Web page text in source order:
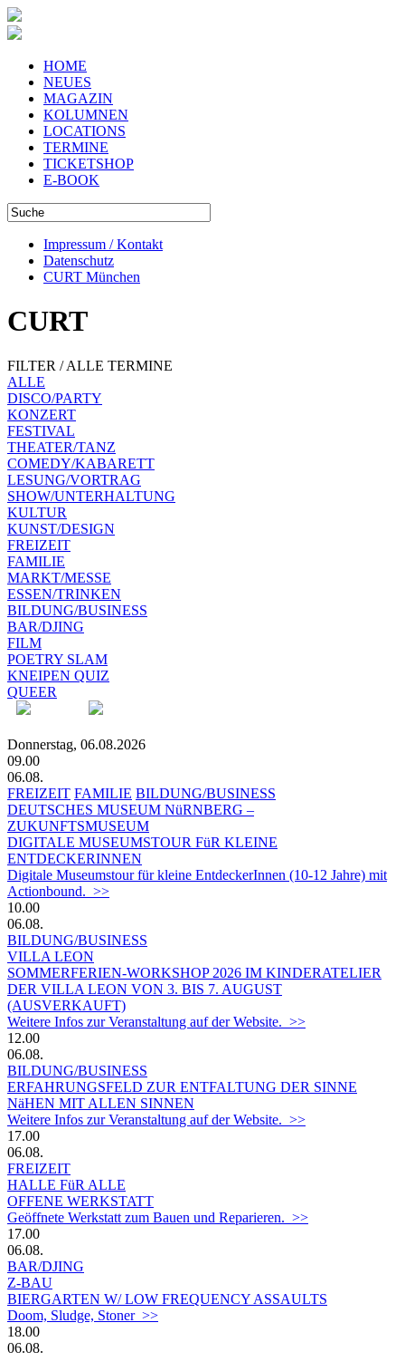
HOME
NEUES
MAGAZIN
KOLUMNEN
LOCATIONS
TERMINE
TICKETSHOP
E-BOOK
Impressum / Kontakt
Datenschutz
CURT München
CURT
FILTER / ALLE TERMINE
ALLE
DISCO/PARTY
KONZERT
FESTIVAL
THEATER/TANZ
COMEDY/KABARETT
LESUNG/VORTRAG
SHOW/UNTERHALTUNG
KULTUR
KUNST/DESIGN
FREIZEIT
FAMILIE
MARKT/MESSE
ESSEN/TRINKEN
BILDUNG/BUSINESS
BAR/DJING
FILM
POETRY SLAM
KNEIPEN QUIZ
QUEER
Donnerstag, 06.08.2026
09.00
06.08.
FREIZEIT FAMILIE BILDUNG/BUSINESS
DEUTSCHES MUSEUM NüRNBERG –
ZUKUNFTSMUSEUM
DIGITALE MUSEUMSTOUR FüR KLEINE
ENTDECKERINNEN
Digitale Museumstour für kleine EntdeckerInnen (10-12 Jahre) mit
Actionbound. >>
10.00
06.08.
BILDUNG/BUSINESS
VILLA LEON
SOMMERFERIEN-WORKSHOP 2026 IM KINDERATELIER
DER VILLA LEON VON 3. BIS 7. AUGUST
(AUSVERKAUFT)
Weitere Infos zur Veranstaltung auf der Website. >>
12.00
06.08.
BILDUNG/BUSINESS
ERFAHRUNGSFELD ZUR ENTFALTUNG DER SINNE
NäHEN MIT ALLEN SINNEN
Weitere Infos zur Veranstaltung auf der Website. >>
17.00
06.08.
FREIZEIT
HALLE FüR ALLE
OFFENE WERKSTATT
Geöffnete Werkstatt zum Bauen und Reparieren. >>
17.00
06.08.
BAR/DJING
Z-BAU
BIERGARTEN W/ LOW FREQUENCY ASSAULTS
Doom, Sludge, Stoner >>
18.00
06.08.